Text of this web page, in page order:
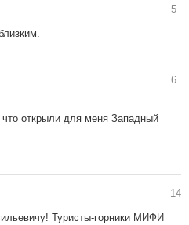
5
6
что открыли для меня Западный
14
Туристы-горники МИФИ